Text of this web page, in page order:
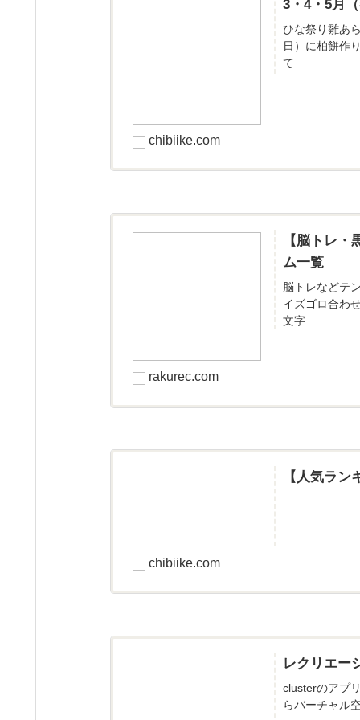
3・4・5月
ひな祭り雛あ
日）に柏餅作
て
chibiike.com
【脳トレ
ム一覧
脳トレなどテ
イズゴロ合わ
文字
rakurec.com
【人気ラ
chibiike.com
レクリエー
clusterのアプ
らバーチャル